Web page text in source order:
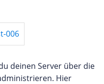
deinen Server über die
Hier